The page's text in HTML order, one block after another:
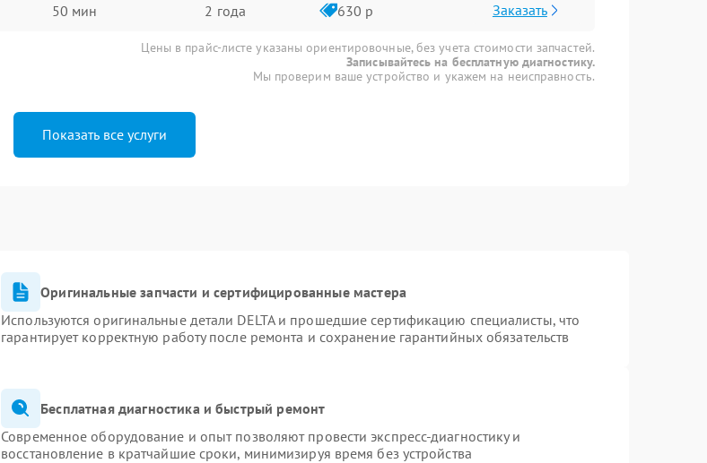
50 мин 2 года 630 р Заказать
Цены в прайс-листе указаны ориентировочные, без учета стоимости запчастей.
Записывайтесь на бесплатную диагностику.
Мы проверим ваше устройство и укажем на неисправность.
Показать все услуги
Оригинальные запчасти и сертифицированные мастера
Используются оригинальные детали DELTA и прошедшие сертификацию специалисты, что
гарантирует корректную работу после ремонта и сохранение гарантийных обязательств
Бесплатная диагностика и быстрый ремонт
Современное оборудование и опыт позволяют провести экспресс-диагностику и
восстановление в кратчайшие сроки, минимизируя время без устройства